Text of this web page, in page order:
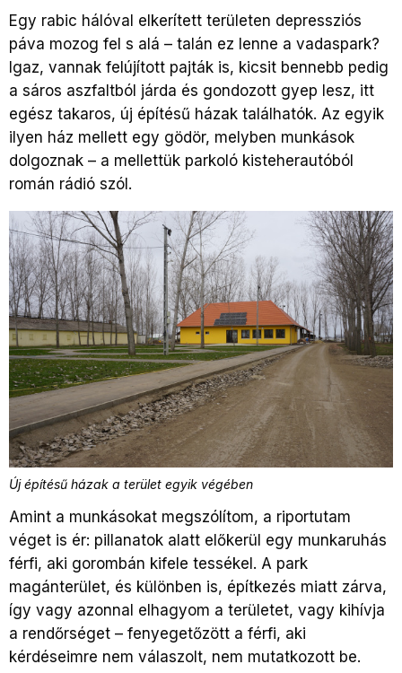
Egy rabic hálóval elkerített területen depressziós
páva mozog fel s alá – talán ez lenne a vadaspark?
Igaz, vannak felújított pajták is, kicsit bennebb pedig
a sáros aszfaltból járda és gondozott gyep lesz, itt
egész takaros, új építésű házak találhatók. Az egyik
ilyen ház mellett egy gödör, melyben munkások
dolgoznak – a mellettük parkoló kisteherautóból
román rádió szól.
Új építésű házak a terület egyik végében
Amint a munkásokat megszólítom, a riportutam
véget is ér: pillanatok alatt előkerül egy munkaruhás
férfi, aki gorombán kifele tessékel. A park
magánterület, és különben is, építkezés miatt zárva,
így vagy azonnal elhagyom a területet, vagy kihívja
a rendőrséget – fenyegetőzött a férfi, aki
kérdéseimre nem válaszolt, nem mutatkozott be.